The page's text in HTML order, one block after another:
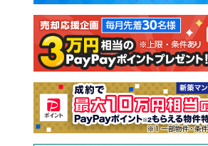
注文住宅 土地
売却査定